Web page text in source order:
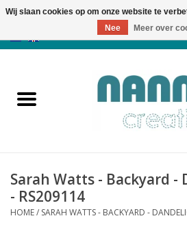
Producten
Nieuws
Herfst & Halloween
Sarah Watts - Backyard -
- RS209114
HOME/ SARAH WATTS - BACKYARD -
Wij slaan cookies op om onze website te
Nee
Meer over